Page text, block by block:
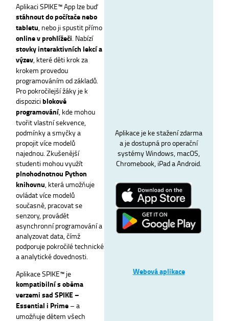
Aplikaci SPIKE™ App lze buď
stáhnout do počítače nebo
tabletu , nebo ji spustit přímo
online v prohlížeči . Nabízí
stovky interaktivních lekcí a
výzev , které děti krok za
krokem provedou
programováním od základů.
Pro pokročilejší žáky je k
dispozici blokové
programování, kde mohou
tvořit vlastní sekvence,
podmínky a smyčky a
propojit více modelů
najednou. Zkušenější
studenti mohou využít
plnohodnotnou Python
knihovnu , která umožňuje
ovládat více modelů
současně, pracovat se
senzory, provádět
asynchronní programování a
analyzovat data, čímž
podporuje pokročilé technické
a analytické dovednosti.
Aplikace SPIKE™ je
kompatibilní s oběma
verzemi sad SPIKE –
Essential i Prime – a
umožňuje dětem všech
Aplikace je ke stažení zdarma
a je dostupná pro operační
systémy Windows, macOS,
Chromebook, iPad a Android.
Webová aplikace